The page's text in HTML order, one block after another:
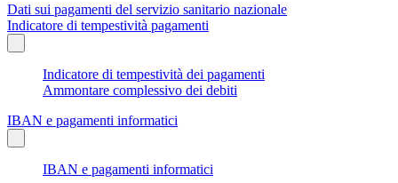
Dati sui pagamenti del servizio sanitario nazionale
Indicatore di tempestività pagamenti
Indicatore di tempestività dei pagamenti
Ammontare complessivo dei debiti
IBAN e pagamenti informatici
IBAN e pagamenti informatici